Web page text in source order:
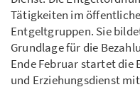
Tätigkeiten im
Entgeltgruppen. Sie
Grundlage für die
Ende Februar startet die
und Erziehungsdienst